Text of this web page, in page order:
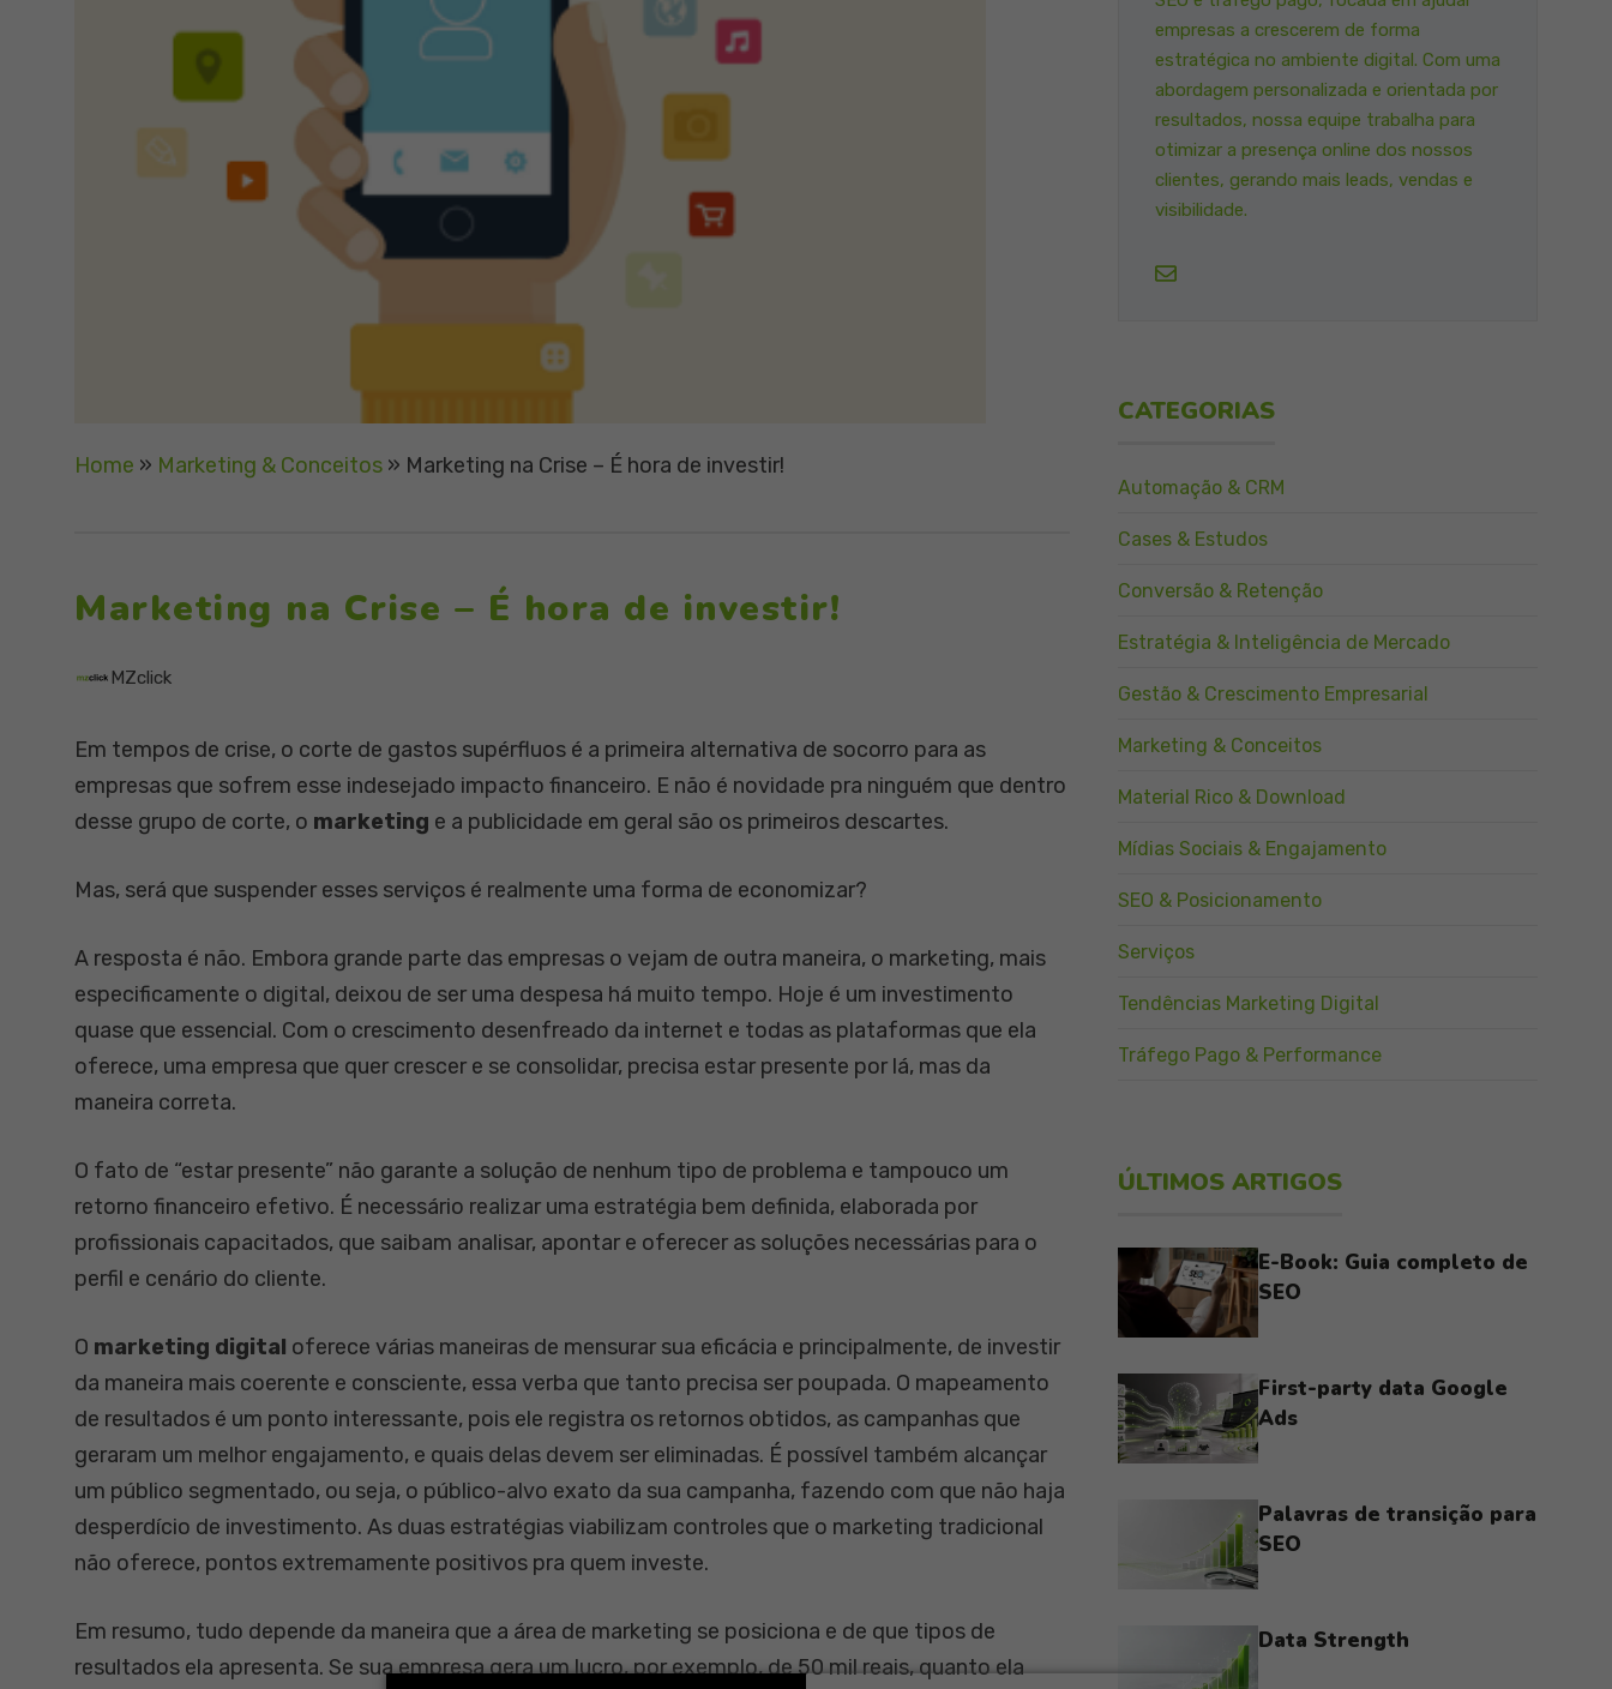
Home » Marketing & Conceitos » Marketing na Crise – É hora de investir!
Marketing na Crise – É hora de investir!
MZclick
Em tempos de crise, o corte de gastos supérfluos é a primeira alternativa de socorro para as
empresas que sofrem esse indesejado impacto financeiro. E não é novidade pra ninguém que dentro
desse grupo de corte, o marketing e a publicidade em geral são os primeiros descartes.
Mas, será que suspender esses serviços é realmente uma forma de economizar?
A resposta é não. Embora grande parte das empresas o vejam de outra maneira, o marketing, mais
especificamente o digital, deixou de ser uma despesa há muito tempo. Hoje é um investimento
quase que essencial. Com o crescimento desenfreado da internet e todas as plataformas que ela
oferece, uma empresa que quer crescer e se consolidar, precisa estar presente por lá, mas da
maneira correta.
O fato de “estar presente” não garante a solução de nenhum tipo de problema e tampouco um
retorno financeiro efetivo. É necessário realizar uma estratégia bem definida, elaborada por
profissionais capacitados, que saibam analisar, apontar e oferecer as soluções necessárias para o
perfil e cenário do cliente.
O marketing digital oferece várias maneiras de mensurar sua eficácia e principalmente, de investir
da maneira mais coerente e consciente, essa verba que tanto precisa ser poupada. O mapeamento
de resultados é um ponto interessante, pois ele registra os retornos obtidos, as campanhas que
geraram um melhor engajamento, e quais delas devem ser eliminadas. É possível também alcançar
um público segmentado, ou seja, o público-alvo exato da sua campanha, fazendo com que não haja
desperdício de investimento. As duas estratégias viabilizam controles que o marketing tradicional
não oferece, pontos extremamente positivos pra quem investe.
Em resumo, tudo depende da maneira que a área de marketing se posiciona e de que tipos de
resultados ela apresenta. Se sua empresa gera um lucro, por exemplo, de 50 mil reais, quanto ela
empresas a crescerem de forma
estratégica no ambiente digital. Com uma
abordagem personalizada e orientada por
resultados, nossa equipe trabalha para
otimizar a presença online dos nossos
clientes, gerando mais leads, vendas e
visibilidade.
CATEGORIAS
Automação & CRM
Cases & Estudos
Conversão & Retenção
Estratégia & Inteligência de Mercado
Gestão & Crescimento Empresarial
Marketing & Conceitos
Material Rico & Download
Mídias Sociais & Engajamento
SEO & Posicionamento
Serviços
Tendências Marketing Digital
Tráfego Pago & Performance
ÚLTIMOS ARTIGOS
E-Book: Guia completo de
SEO
First-party data Google
Ads
Palavras de transição para
SEO
Data Strength